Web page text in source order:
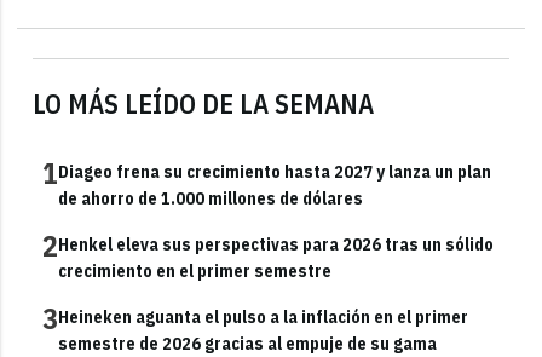
LO MÁS LEÍDO DE LA SEMANA
1Diageo frena su crecimiento hasta 2027 y lanza un plan
de ahorro de 1.000 millones de dólares
2Henkel eleva sus perspectivas para 2026 tras un sólido
crecimiento en el primer semestre
3Heineken aguanta el pulso a la inflación en el primer
semestre de 2026 gracias al empuje de su gama